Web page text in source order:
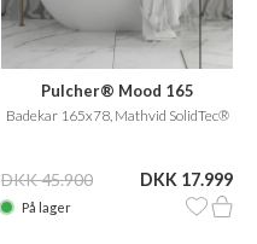
Pulcher® Mood 165
Badekar 165x78, Mathvid SolidTec®
DKK 45.900 DKK 17.999
På lager